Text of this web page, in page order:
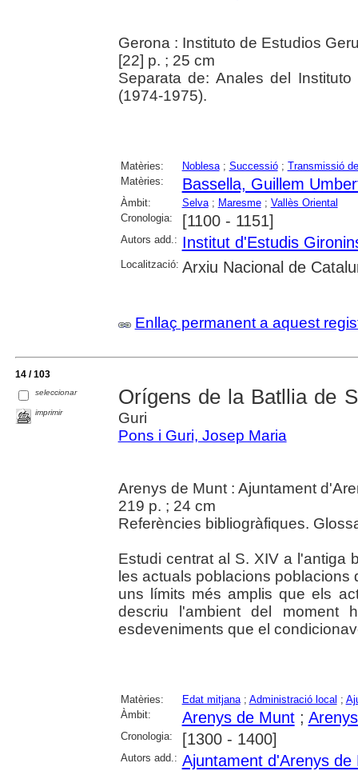
Gerona : Instituto de Estudios
[22] p. ; 25 cm
Separata de: Anales del
(1974-1975).
Matèries: Noblesa; Successió; Transmissió
Matèries:
Bassella, Guillem
Àmbit: Selva; Maresme; Vallès Oriental
Cronologia:
[1100 - 1151]
Autors add.: Institut d'Estudis
Localització: Arxiu Nacional de
Enllaç permanent a aquest
14 / 103
seleccionar
imprimir
Orígens de la Batllia de
Guri
Pons i Guri, Josep Maria
Arenys de Munt : Ajuntament
219 p. ; 24 cm
Referències bibliogràfiques.
Estudi centrat al S. XIV a l'antiga
les actuals poblacions poblacions
uns límits més amplis que els
descriu l'ambient del moment
esdeveniments que el
Matèries: Edat mitjana; Administració local ;
Àmbit:
Arenys de Munt;
Cronologia: [1300 - 1400]
Autors add.: Ajuntament d'Arenys de